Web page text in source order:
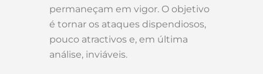
permaneçam em vigor. O objetivo
é tornar os ataques dispendiosos,
pouco atractivos e, em última
análise, inviáveis.